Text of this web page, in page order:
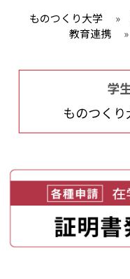
ものつくり大学 »
教育連携
»